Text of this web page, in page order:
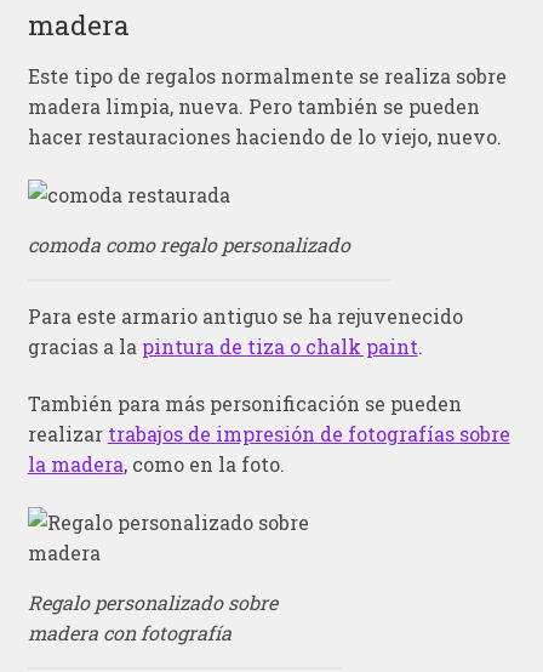
madera
Este tipo de regalos normalmente se realiza sobre
madera limpia, nueva. Pero también se pueden
hacer restauraciones haciendo de lo viejo, nuevo.
comoda como regalo personalizado
Para este armario antiguo se ha rejuvenecido
gracias a la pintura de tiza o chalk paint.
También para más personificación se pueden
realizar trabajos de impresión de fotografías sobre
la madera, como en la foto.
Regalo personalizado sobre
madera con fotografía